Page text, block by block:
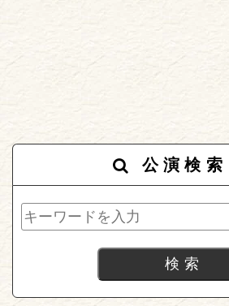
公演検索